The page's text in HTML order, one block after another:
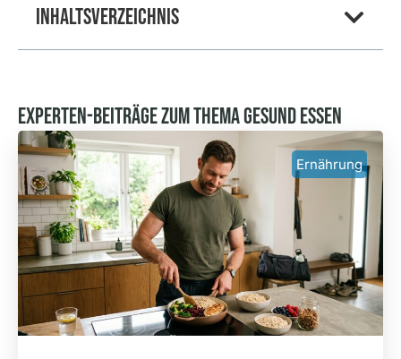
Inhaltsverzeichnis
Experten-Beiträge Zum Thema Gesund Essen
Ernährung